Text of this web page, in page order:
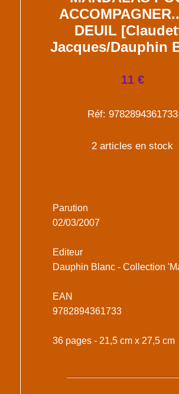
DEUIL
Jacques/Dauphin
11 €
Réf: 9782894361733
2 articles en stock
Parution
02/03/2007
Editeur
Dauphin Blanc - Collection
EAN
9782894361733
36 pages - 21,5 cm x 27,5 cm